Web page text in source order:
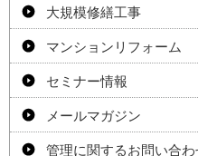
大規模修繕工事
マンションリフォーム
セミナー情報
メールマガジン
管理に関するお問い合わ